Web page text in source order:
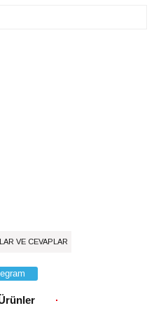
VE CEVAPLAR